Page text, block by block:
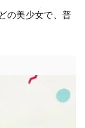
の美少女で、普